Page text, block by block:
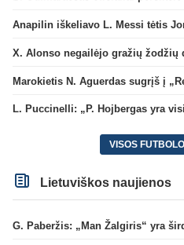
Anapilin iškeliavo L. Messi tėtis
Marokietis N. Aguerdas sugrįš į
VISOS
Lietuviškos naujienos
G. Paberžis: „Man Žalgiris“ yra